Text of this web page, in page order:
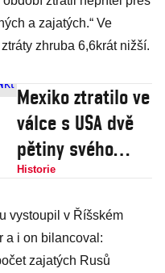
a zajatých.“ Ve
zhruba 6,6krát nižší.
Mexiko ztratilo ve
válce s USA dvě
pětiny svého
území. Konflikt
dodnes
Historie
vystoupil v Říšském
a i on bilancoval:
zajatých Rusů